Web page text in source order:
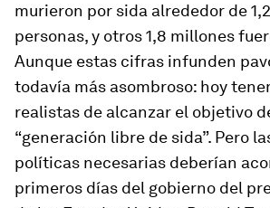
murieron por sida alrededor de
personas, y otros 1,8 millones
Aunque estas cifras infunden
todavía más asombroso: hoy
realistas de alcanzar el objetivo
“generación libre de sida”. Pero
políticas necesarias deberían
primeros días del gobierno del